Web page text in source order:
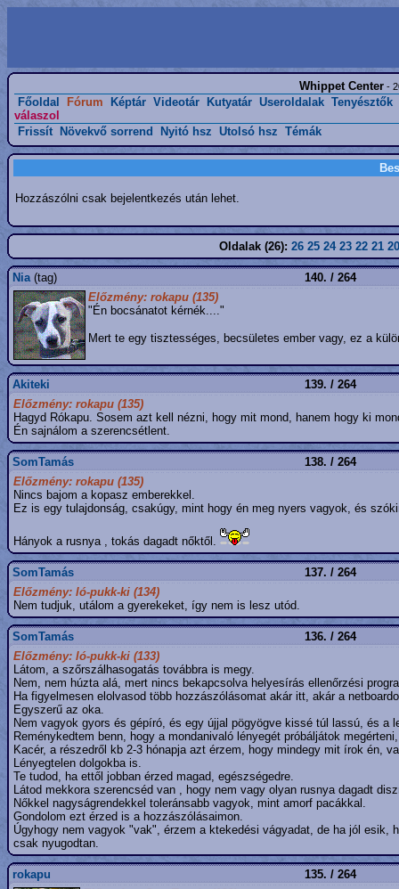
Whippet Center-
Főoldal Fórum Képtár Videotár Kutyatár Useroldalak Tenyésztők
válaszol
Frissít
Növekvő sorrend Nyitó hsz Utolsó hsz Témák
Hozzászólni csak bejelentkezés után lehet.
Oldalak (26): 26 25 24 23 22 21 20
Nia(tag)
140. / 264
Előzmény: rokapu (135)
"Én bocsánatot kérnék...."
Mert te egy tisztességes, becsületes ember vagy, ez a
Akiteki
139. / 264
Előzmény: rokapu (135)
Hagyd Rókapu. Sosem azt kell nézni, hogy mit mond, hanem hogy ki
Én sajnálom a szerencsétlent.
SomTamás
138. / 264
Előzmény: rokapu (135)
Nincs bajom a kopasz emberekkel.
Ez is egy tulajdonság, csakúgy, mint hogy én meg nyers vagyok, és
Hányok a rusnya , tokás dagadt nőktől.
SomTamás
137. / 264
Előzmény: ló-pukk-ki (134)
Nem tudjuk, utálom a gyerekeket, így nem is lesz utód.
SomTamás
136. / 264
Előzmény: ló-pukk-ki (133)
Látom, a szőrszálhasogatás továbbra is megy.
Nem, nem húzta alá, mert nincs bekapcsolva helyesírás ellenőrzési
Ha figyelmesen elolvasod több hozzászólásomat akár itt, akár a
Egyszerű az oka.
Nem vagyok gyors és gépíró, és egy újjal pögyögve kissé túl lassú, és a
Reménykedtem benn, hogy a mondanivaló lényegét próbáljátok
Kacér, a részedről kb 2-3 hónapja azt érzem, hogy mindegy mit írok én,
Lényegtelen dolgokba is.
Te tudod, ha ettől jobban érzed magad, egészségedre.
Látod mekkora szerencséd van , hogy nem vagy olyan rusnya dagadt
Nőkkel nagyságrendekkel toleránsabb vagyok, mint amorf pacákkal.
Gondolom ezt érzed is a hozzászólásaimon.
Úgyhogy nem vagyok "vak", érzem a ktekedési vágyadat, de ha jól esik,
csak nyugodtan.
rokapu
135. / 264